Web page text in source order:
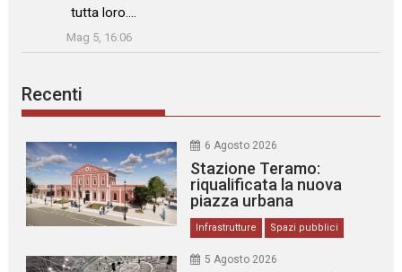
tutta loro.…
”
Mag 5, 16:06
Recenti
6 Agosto 2026
Stazione Teramo:
riqualificata la nuova
piazza urbana
Infrastrutture Spazi pubblici
5 Agosto 2026